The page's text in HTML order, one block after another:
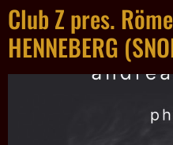
Club Z pres.
HENNEBERG